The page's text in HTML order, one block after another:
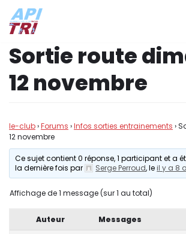
Aller
au
contenu
Sortie route
12 novembre
le-club›Forums ›Infos sorties entrainements ›
12 novembre
Ce sujet contient 0 réponse, 1 participant et a
la dernière fois par
Serge Perroud, leil y a 8
Affichage de 1 message (sur 1 au total)
Auteur Messages